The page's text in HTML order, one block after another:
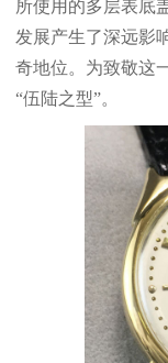
所使用的多层表底
发展产生了深远影
奇地位。为致敬这
“伍陆之型”。